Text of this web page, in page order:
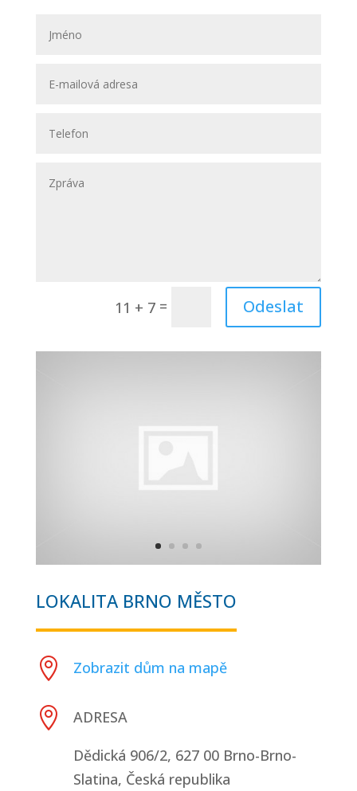
11 + 7 = Odeslat
LOKALITA BRNO MĚSTO
 Zobrazit dům na mapě

ADRESA
Dědická 906/2, 627 00 Brno-Brno-
Slatina, Česká republika